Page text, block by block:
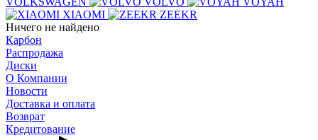
XIAOMI
ZEEKR
Ничего не найдено
Карбон
Распродажа
Диски
О Компании
Новости
Доставка и оплата
Возврат
Кредитование